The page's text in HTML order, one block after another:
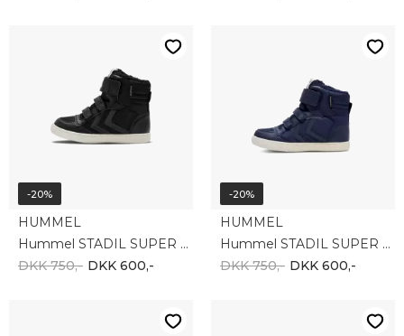
-20%
HUMMEL
Hummel STADIL SUPER POLY BOOT TEX JR 215389-2001
DKK 750,- DKK 600,-
-20%
HUMMEL
Hummel STADIL SUPER POLY BOOT TEX JR 215389-7271
DKK 750,- DKK 600,-